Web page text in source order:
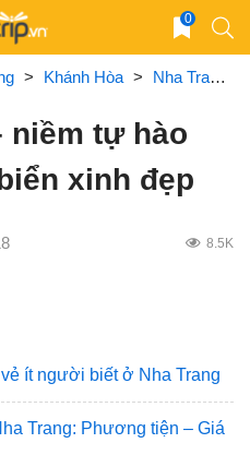
0
> Khánh Hòa > Nha Trang
niềm tự hào
xinh đẹp
8.5K
ít người biết ở Nha Trang
Trang: Phương tiện – Giá